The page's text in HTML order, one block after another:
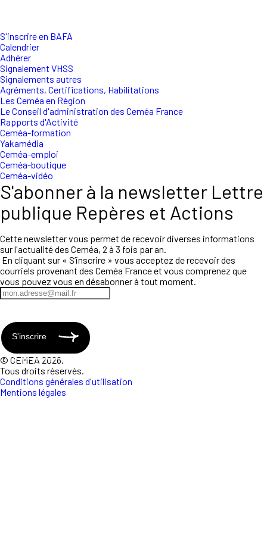
S'inscrire en BAFA
Calendrier
Adhérer
Signalement VHSS
Signalements autres
Agréments, Certifications, Habilitations
Les Ceméa en Région
Le Conseil d'administration des Ceméa France
Rapports d'Activité
Ceméa-formation
Yakamédia
Ceméa-emploi
Ceméa-boutique
Ceméa-vidéo
S'abonner à la newsletter Lettre
publique Repères et Actions
Cette newsletter vous permet de recevoir diverses informations
sur l'actualité des Ceméa, 2 à 3 fois par an.
En cliquant sur « S’inscrire » vous acceptez de recevoir des
courriels provenant des Ceméa France et vous comprenez que
vous pouvez vous en désabonner à tout moment.
S'inscrire
© CEMEA 2026.
Tous droits réservés.
Conditions générales d'utilisation
Mentions légales